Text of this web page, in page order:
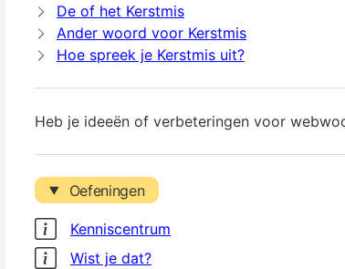
De of het Kerstmis
Ander woord voor Kerstmis
Hoe spreek je Kerstmis uit?
Heb je ideeën of verbeteringen voor
Oefeningen
Kenniscentrum
Wist je dat?